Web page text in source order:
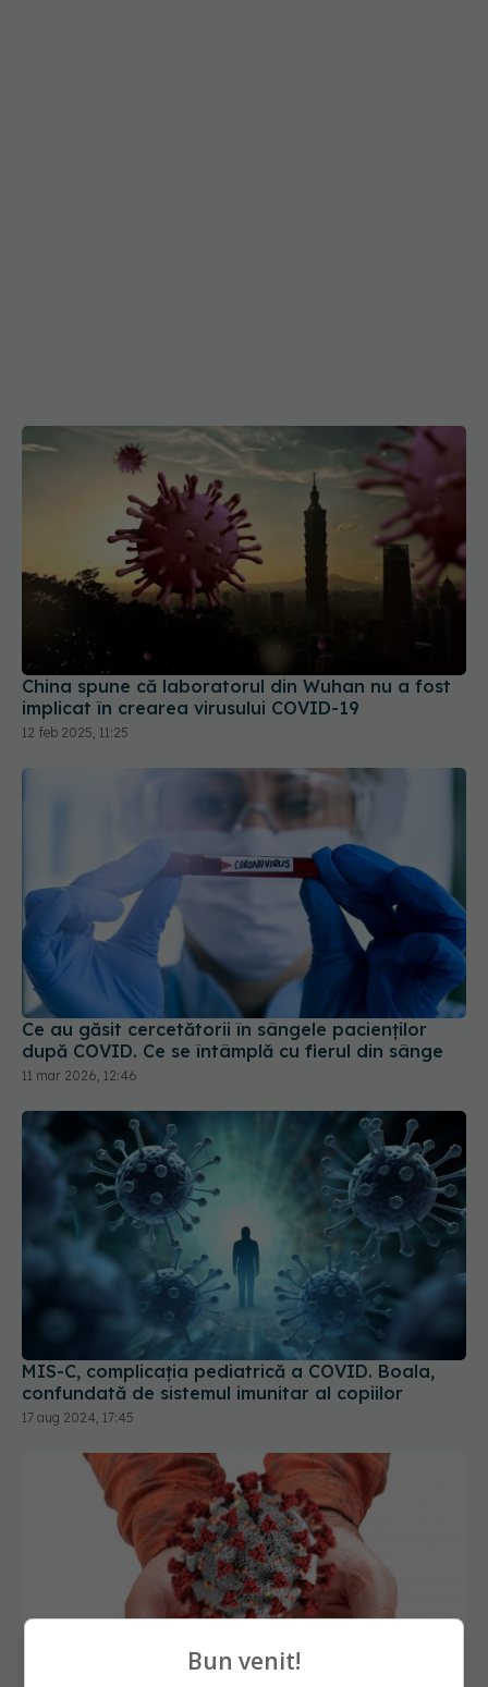
China spune că laboratorul din Wuhan nu a fost
implicat în crearea virusului COVID-19
12 feb 2025, 11:25
Ce au găsit cercetătorii în sângele pacienților
după COVID. Ce se întâmplă cu fierul din sânge
11 mar 2026, 12:46
MIS-C, complicația pediatrică a COVID. Boala,
confundată de sistemul imunitar al copiilor
17 aug 2024, 17:45
Bun venit!